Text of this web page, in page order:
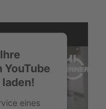
YouTube
eines